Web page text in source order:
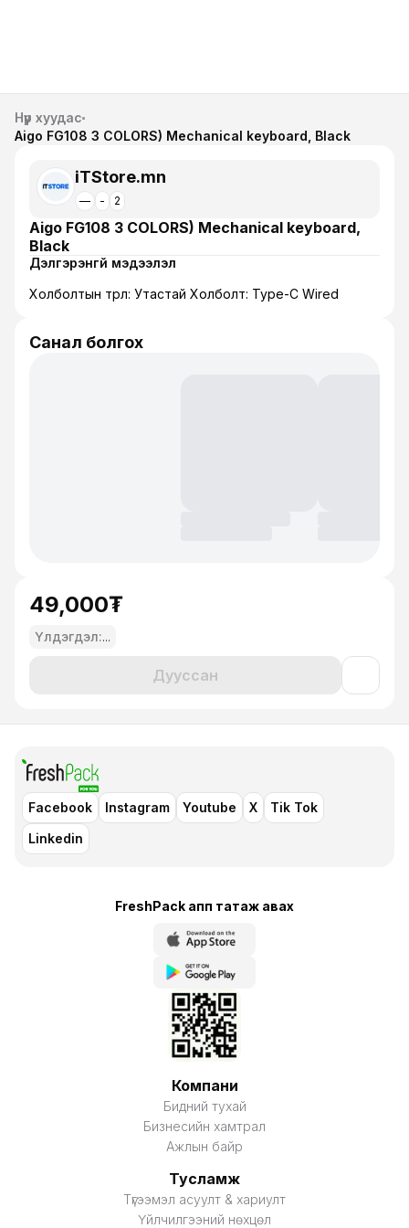
Нүүр хуудас
Aigo FG108 3 COLORS) Mechanical keyboard, Black
iTStore.mn
— - 2
Aigo FG108 3 COLORS) Mechanical keyboard,
Black
Дэлгэрэнгүй мэдээлэл
Холболтын төрөл: Утастай Холболт: Type-C Wired
Санал болгох
49,000₮
Үлдэгдэл:...
Дууссан
Facebook Instagram Youtube X
Tik Tok
Linkedin
FreshPack апп татаж авaх
Компани
Бидний тухай
Бизнесийн хамтрал
Ажлын байр
Тусламж
Түгээмэл асуулт & хариулт
Үйлчилгээний нөхцөл